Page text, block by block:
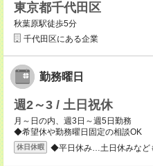
東京都千代田区
秋葉原駅徒歩5分
千代田区にある企業
勤務曜日
週2～3 / 土日祝休
月～日の内、週3日～週5日勤務
◆希望休や勤務曜日固定の相談OK
休日休暇 ◆平日休み…土日休みなど